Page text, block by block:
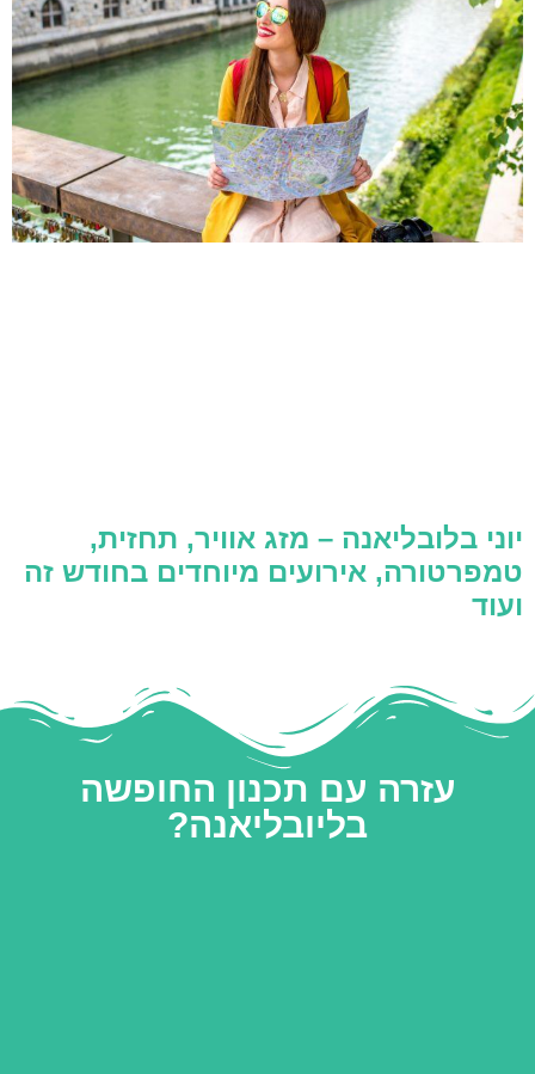
יוני בלובליאנה – מזג אוויר, תחזית,
טמפרטורה, אירועים מיוחדים בחודש זה
ועוד
עזרה עם תכנון החופשה
בליובליאנה?